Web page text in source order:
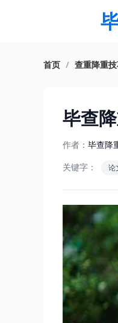
首页 / 查重降重
毕查
作者： 毕查降
关键字：
论